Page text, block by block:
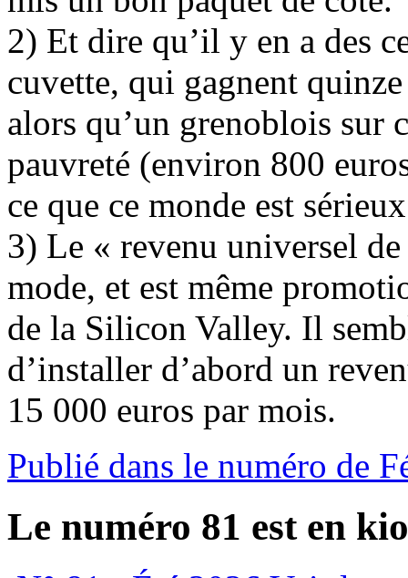
2) Et dire qu’il y en a des
cuvette, qui gagnent
alors qu’un grenoblois sur
pauvreté (environ 800
ce que ce monde est
3) Le « revenu universel
mode, et est même
de la Silicon Valley. Il
d’installer d’abord un
15 000 euros par mois.
Publié dans le numéro de
Le numéro 81 est en